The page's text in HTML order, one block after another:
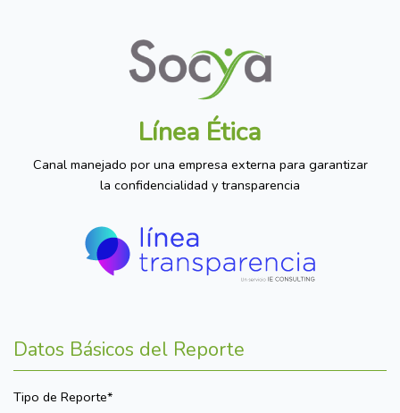
Línea Ética
Canal manejado por una empresa externa para garantizar
la confidencialidad y transparencia
Datos Básicos del Reporte
Tipo de Reporte*